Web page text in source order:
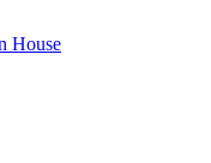
House